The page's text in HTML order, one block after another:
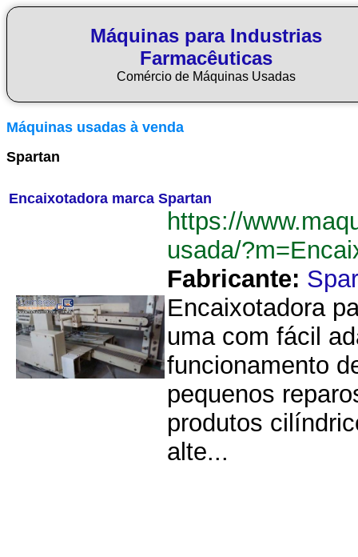
Máquinas para Industrias
Farmacêuticas
Comércio de Máquinas Usadas
Máquinas usadas à venda
Spartan
Encaixotadora marca Spartan
https://
usada/
Fabricante:
Encaixotadora
uma com fácil
funcionamento
pequenos
produtos
alte...